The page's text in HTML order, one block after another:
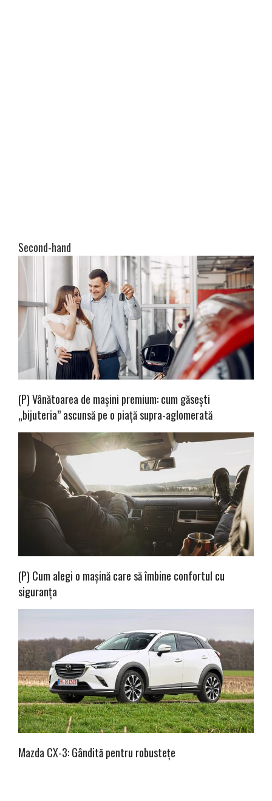
Second-hand
(P) Vânătoarea de mașini premium: cum găsești
„bijuteria” ascunsă pe o piață supra-aglomerată
(P) Cum alegi o mașină care să îmbine confortul cu
siguranța
Mazda CX-3: Gândită pentru robustețe